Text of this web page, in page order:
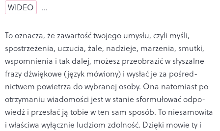
WIDEO …
To oznacza, że zawartość twojego umysłu, czyli myśli,
spostrzeżenia, uczucia, żale, nadzieje, marzenia, smutki,
wspomnienia i tak dalej, możesz przeobrazić w słyszalne
frazy dźwiękowe (język mówiony) i wysłać je za pośred­
nictwem powietrza do wybranej osoby. Ona natomiast po
otrzymaniu wiadomości jest w stanie sformułować odpo­
wiedź i przesłać ją tobie w ten sam sposób. To niesamowi­ta
i właściwa wyłącznie ludziom zdolność. Dzięki mowie ty i